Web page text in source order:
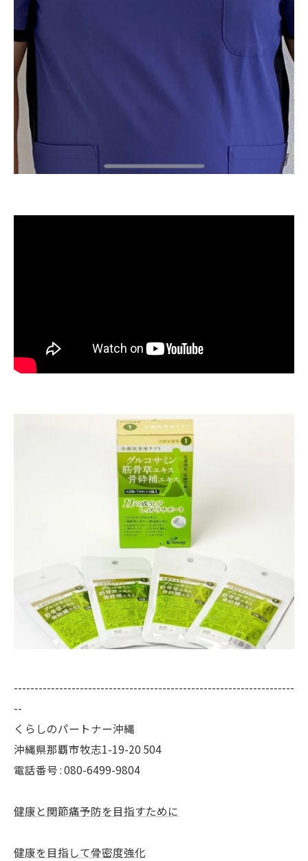
--------------------------------------------------------------------
--
くらしのパートナー沖縄
沖縄県那覇市牧志1-19-20 504
電話番号 : 080-6499-9804
健康と関節痛予防を目指すために
健康を目指して骨密度強化